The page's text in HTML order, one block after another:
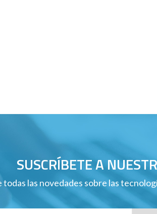
SUSCRÍBETE A
todas las novedades sobre las